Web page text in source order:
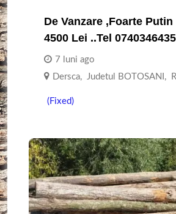
De Vanzare ,foarte Putin
4500 Lei ..tel 0740346435
7 luni ago
Dersca, Judetul BOTOSANI ,
(Fixed)